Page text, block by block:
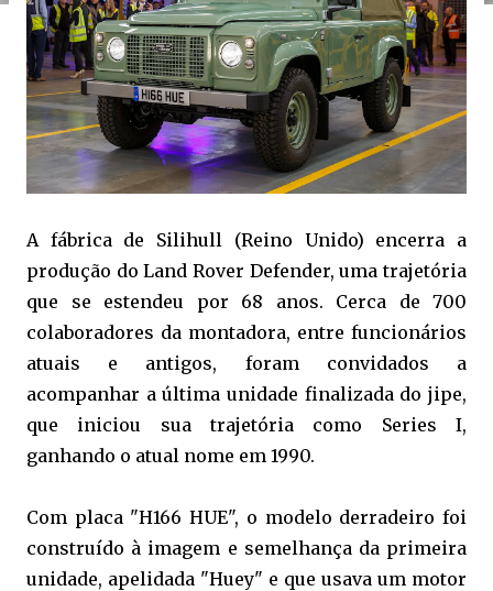
A fábrica de Silihull (Reino Unido) encerra a
produção do Land Rover Defender, uma trajetória
que se estendeu por 68 anos. Cerca de 700
colaboradores da montadora, entre funcionários
atuais e antigos, foram convidados a
acompanhar a última unidade finalizada do jipe,
que iniciou sua trajetória como Series I,
ganhando o atual nome em 1990.
Com placa "H166 HUE", o modelo derradeiro foi
construído à imagem e semelhança da primeira
unidade, apelidada "Huey" e que usava um motor